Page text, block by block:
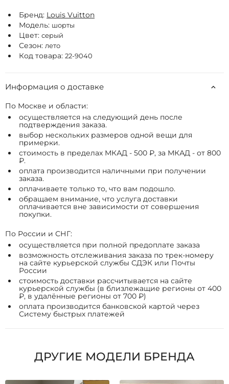
Бренд: Louis Vuitton
Модель: шорты
Цвет: серый
Сезон: лето
Код товара: 22-9040
Информация о доставке
По Москве и области:
осуществляется на следующий день после
подтверждения заказа.
выбор нескольких размеров одной вещи для
примерки.
стоимость в пределах МКАД - 500 ₽, за МКАД - от 800
₽.
оплата производится наличными при получении
заказа.
оплачиваете только то, что вам подошло.
обращаем внимание, что услуга доставки
оплачивается вне зависимости от совершения
покупки.
По России и СНГ:
осуществляется при полной предоплате заказа
возможность отслеживания заказа по трек-номеру
на сайте курьерской службы СДЭК или Почты
России
стоимость доставки рассчитывается на сайте
курьерской службы (в близлежащие регионы от 400
₽, в удалённые регионы от 700 ₽)
оплата производится банковской картой через
Систему быстрых платежей
ДРУГИЕ МОДЕЛИ БРЕНДА